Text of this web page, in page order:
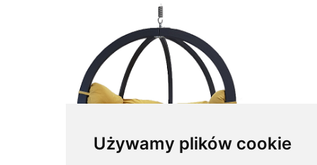
Używamy plików cookie